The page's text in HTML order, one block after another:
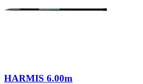
HARMIS 6.00m